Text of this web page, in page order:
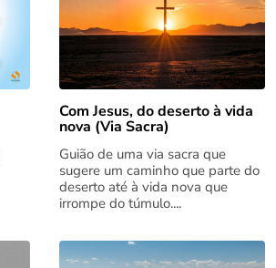
Com Jesus, do deserto à vida
nova (Via Sacra)
Guião de uma via sacra que
sugere um caminho que parte do
deserto até à vida nova que
irrompe do túmulo....